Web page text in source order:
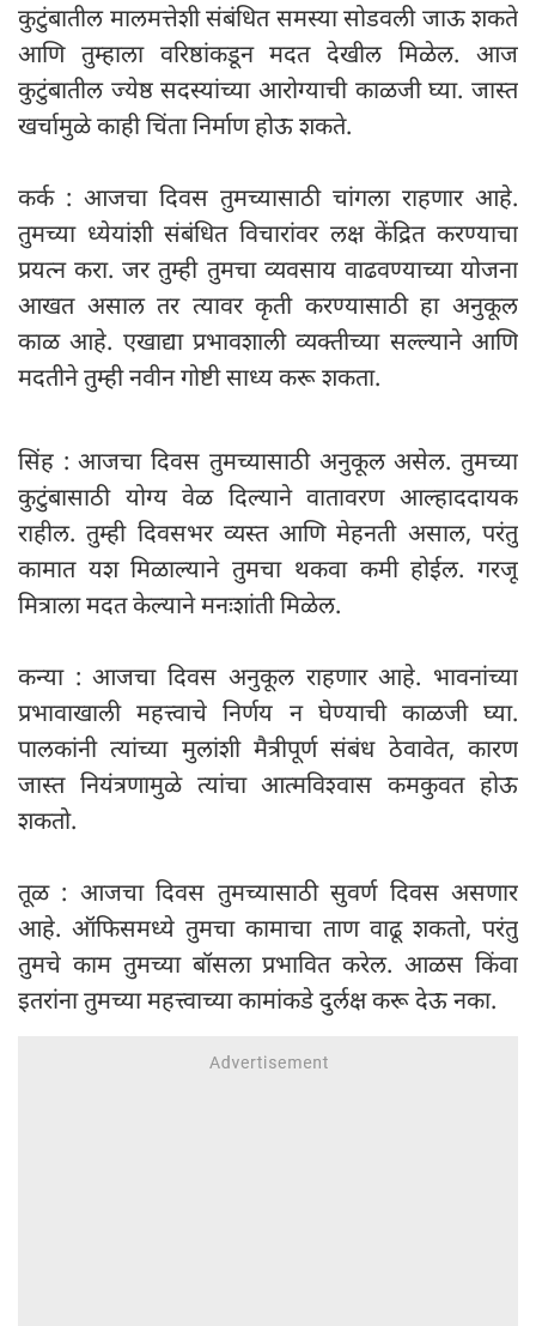
कुटुंबातील मालमत्तेशी संबंधित समस्या सोडवली जाऊ शकते
आणि तुम्हाला वरिष्ठांकडून मदत देखील मिळेल. आज
कुटुंबातील ज्येष्ठ सदस्यांच्या आरोग्याची काळजी घ्या. जास्त
खर्चामुळे काही चिंता निर्माण होऊ शकते.
कर्क : आजचा दिवस तुमच्यासाठी चांगला राहणार आहे.
तुमच्या ध्येयांशी संबंधित विचारांवर लक्ष केंद्रित करण्याचा
प्रयत्न करा. जर तुम्ही तुमचा व्यवसाय वाढवण्याच्या योजना
आखत असाल तर त्यावर कृती करण्यासाठी हा अनुकूल
काळ आहे. एखाद्या प्रभावशाली व्यक्तीच्या सल्ल्याने आणि
मदतीने तुम्ही नवीन गोष्टी साध्य करू शकता.
सिंह : आजचा दिवस तुमच्यासाठी अनुकूल असेल. तुमच्या
कुटुंबासाठी योग्य वेळ दिल्याने वातावरण आल्हाददायक
राहील. तुम्ही दिवसभर व्यस्त आणि मेहनती असाल, परंतु
कामात यश मिळाल्याने तुमचा थकवा कमी होईल. गरजू
मित्राला मदत केल्याने मनःशांती मिळेल.
कन्या : आजचा दिवस अनुकूल राहणार आहे. भावनांच्या
प्रभावाखाली महत्त्वाचे निर्णय न घेण्याची काळजी घ्या.
पालकांनी त्यांच्या मुलांशी मैत्रीपूर्ण संबंध ठेवावेत, कारण
जास्त नियंत्रणामुळे त्यांचा आत्मविश्वास कमकुवत होऊ
शकतो.
तूळ : आजचा दिवस तुमच्यासाठी सुवर्ण दिवस असणार
आहे. ऑफिसमध्ये तुमचा कामाचा ताण वाढू शकतो, परंतु
तुमचे काम तुमच्या बॉसला प्रभावित करेल. आळस किंवा
इतरांना तुमच्या महत्त्वाच्या कामांकडे दुर्लक्ष करू देऊ नका.